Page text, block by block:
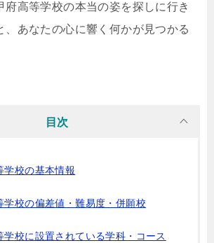
府高等学校の本当の姿を探しに行き
、あなたの心に響く何かが見つかる
目次
学校の基本情報
学校の偏差値・難易度・併願校
学校に設置されている学科・コース